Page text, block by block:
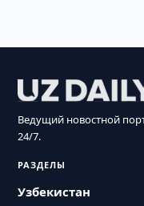
Ведущий новостной
24/7.
РАЗДЕЛЫ
Узбекистан